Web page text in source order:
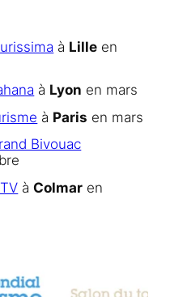
à Lille en
à Lyon en mars
à Paris en mars
Bivouac
àColmar en